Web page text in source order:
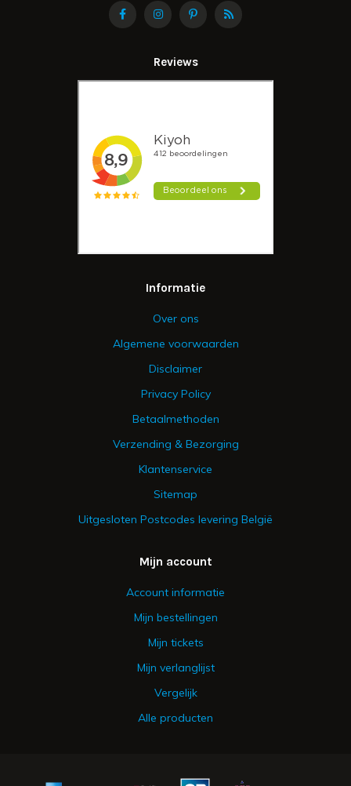
Reviews
Informatie
Over ons
Algemene voorwaarden
Disclaimer
Privacy Policy
Betaalmethoden
Verzending & Bezorging
Klantenservice
Sitemap
Uitgesloten Postcodes levering België
Mijn account
Account informatie
Mijn bestellingen
Mijn tickets
Mijn verlanglijst
Vergelijk
Alle producten